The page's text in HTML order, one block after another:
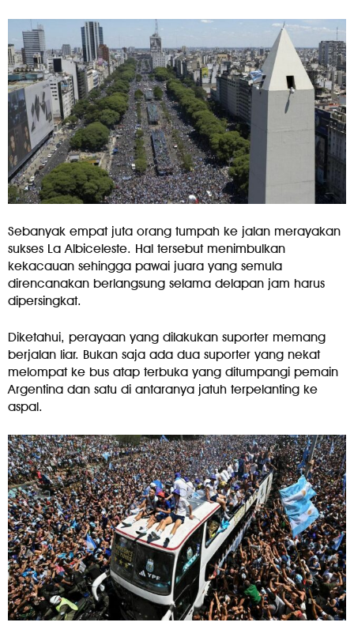
Sebanyak empat juta orang tumpah ke jalan merayakan
sukses La Albiceleste. Hal tersebut menimbulkan
kekacauan sehingga pawai juara yang semula
direncanakan berlangsung selama delapan jam harus
dipersingkat.
Diketahui, perayaan yang dilakukan suporter memang
berjalan liar. Bukan saja ada dua suporter yang nekat
melompat ke bus atap terbuka yang ditumpangi pemain
Argentina dan satu di antaranya jatuh terpelanting ke
aspal.